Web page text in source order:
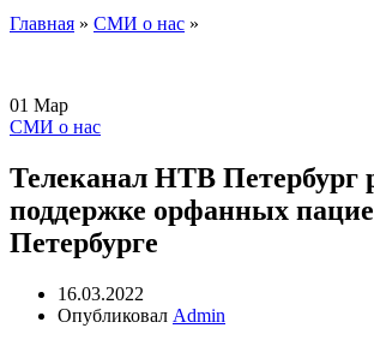
Главная » СМИ о нас »
01 Мар
СМИ о нас
Телеканал НТВ Петербург
поддержке орфанных
Петербурге
16.03.2022
Опубликовал Admin